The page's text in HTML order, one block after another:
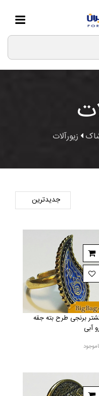
زیورآلات
برنجی طرح بته جقه
آبی